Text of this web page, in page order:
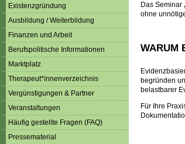
Existenzgründung
Ausbildung / Weiterbildung
Finanzen und Arbeit
Berufspolitische Informationen
Marktplatz
Therapeut*innenverzeichnis
Vergünstigungen & Partner
Veranstaltungen
Häufig gestellte Fragen (FAQ)
Pressematerial
Das Seminar
ohne
WARUM
begründen
belastbarer
Für Ihre